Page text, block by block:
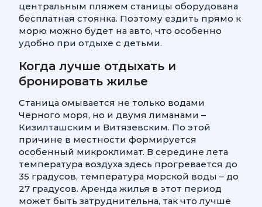
центральным пляжем станицы оборудована
бесплатная стоянка. Поэтому ездить прямо к
морю можно будет на авто, что особенно
удобно при отдыхе с детьми.
Когда лучше отдыхать и
бронировать жилье
Станица омывается не только водами
Черного моря, но и двумя лиманами –
Кизилташским и Витязевским. По этой
причине в местности формируется
особенный микроклимат. В середине лета
температура воздуха здесь прогревается до
35 градусов, температура морской воды – до
27 градусов. Аренда жилья в этот период
может быть затруднительна, так что лучше